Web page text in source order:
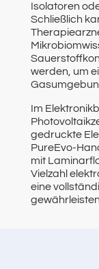
Isolatoren
Schließlich
werden, um
Im
gedruckte
PureEvo-
mit
Vielzahl
eine
gewährleisten.